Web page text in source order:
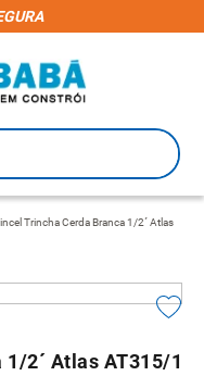
Trincha Cerda Branca 1/2´ Atlas
2´ Atlas AT315/1